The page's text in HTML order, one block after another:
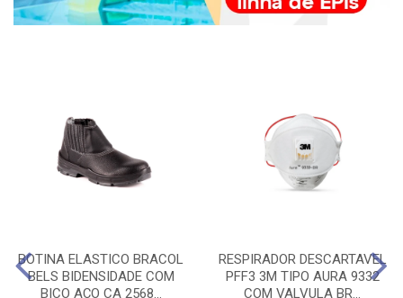
BOTINA ELASTICO BRACOL
BELS BIDENSIDADE COM
BICO AÇO CA 2568...
RESPIRADOR DESCARTAVEL
PFF3 3M TIPO AURA 9332
COM VALVULA BR...